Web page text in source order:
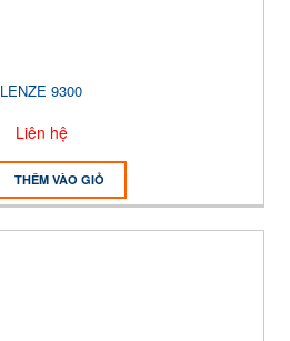
LENZE 9300
Liên hệ
THÊM VÀO GIỎ